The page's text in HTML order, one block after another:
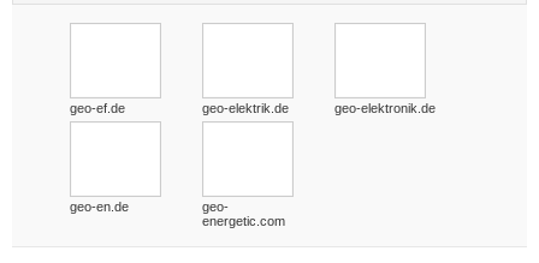
geo-ef.de geo-elektrik.de geo-elektronik.de
geo-en.de
geo-
energetic.com